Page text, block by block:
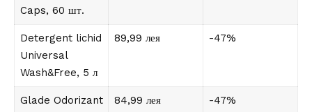
Caps, 60 шт.
Detergent lichid
Universal
Wash&Free, 5 л
89,99 лея -47%
Glade Odorizant
84,99 лея -47%